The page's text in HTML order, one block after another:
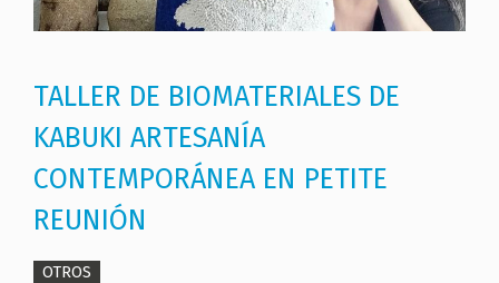
TALLER DE BIOMATERIALES DE
KABUKI ARTESANÍA
CONTEMPORÁNEA EN PETITE
REUNIÓN
OTROS